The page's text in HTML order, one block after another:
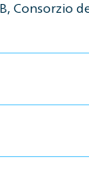
Consorzio